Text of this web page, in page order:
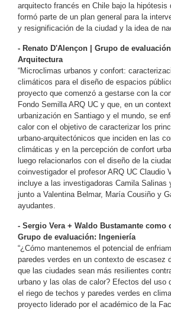
arquitecto francés en Chile bajo la hipótesis
formó parte de un plan general para la
y resignificación de la ciudad y la idea de
- Renato D'Alençon | Grupo de
Arquitectura
“Microclimas urbanos y confort:
climáticos para el diseño de espacios
proyecto que comenzó a gestarse con la
Fondo Semilla ARQ UC y que, en un
urbanización en Santiago y el mundo, se
calor con el objetivo de caracterizar los
urbano-arquitectónicos que inciden en las
climáticas y en la percepción de confort
luego relacionarlos con el diseño de la
coinvestigador el profesor ARQ UC Claudio
incluye a las investigadoras Camila Salinas
junto a Valentina Belmar, María Cousiño y
ayudantes.
- Sergio Vera + Waldo Bustamante como
Grupo de evaluación: Ingeniería
“¿Cómo mantenemos el potencial de
paredes verdes en un contexto de escasez
que las ciudades sean más resilientes
urbano y las olas de calor? Efectos del uso
el riego de techos y paredes verdes en
proyecto liderado por el académico de la